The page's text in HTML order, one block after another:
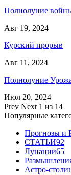
Полнолуние
Авг 19, 2024
Курский прорыв
Авг 11, 2024
Полнолуние
Июл 20, 2024
Prev Next 1 из 14
Популярные
Прогнозы и
СТАТЬИ92
Лунации65
Астро-